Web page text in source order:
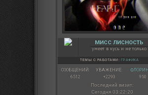
МИСС ЛИСНОСТЬ
умеет в кусь и не только
ТЕМЫ С РАБОТАМИ: ГРАФИКА
СООБЩЕНИЙ:
6512
УВАЖЕНИЕ:
+2293
950
Последний визит:
Сегодня 03:22:20